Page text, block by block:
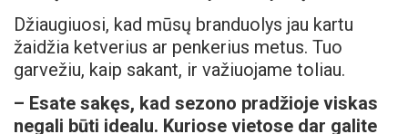
Džiaugiuosi, kad mūsų branduolys jau kartu
žaidžia ketverius ar penkerius metus. Tuo
garvežiu, kaip sakant, ir važiuojame toliau.
– Esate sakęs, kad sezono pradžioje viskas
negali būti idealu. Kuriose vietose dar galite